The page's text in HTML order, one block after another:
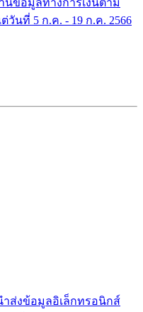
นข้อมูลทางการเงินตาม
วันที่ 5 ก.ค. - 19 ก.ค. 2566
ส่งข้อมูลอิเล็กทรอนิกส์